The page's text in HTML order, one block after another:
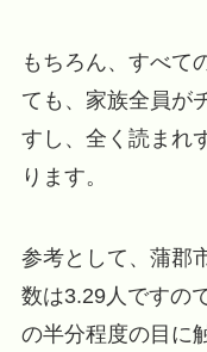
もちろん、すべて
ても、家族全員が
すし、全く読まれ
ります。
参考として、蒲郡
数は3.29人ですの
の半分程度の目に